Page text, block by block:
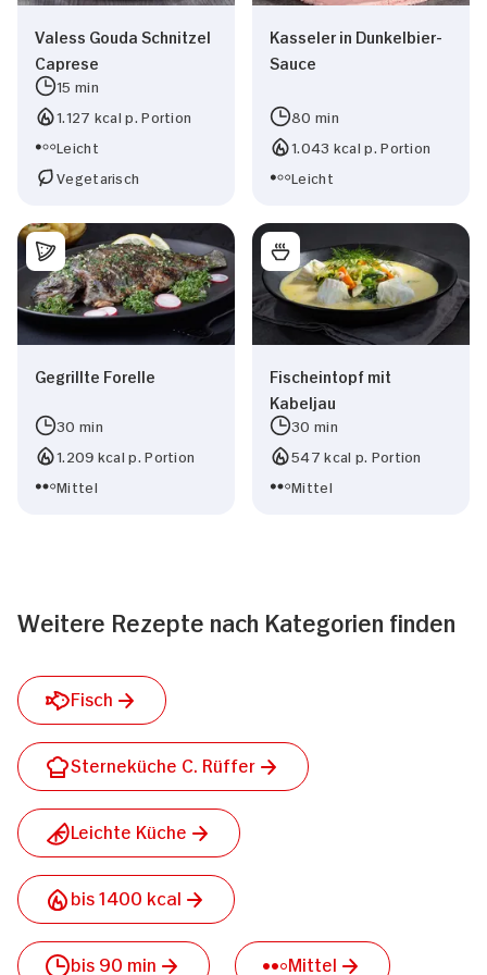
Nur Notwendige erlauben
Valess Gouda Schnitzel
Caprese
15 min
1.127 kcal p. Portion
Leicht
Vegetarisch
Kasseler in Dunkelbier-
Sauce
80 min
1.043 kcal p. Portion
Leicht
Gegrillte Forelle
30 min
1.209 kcal p. Portion
Mittel
Fischeintopf mit
Kabeljau
30 min
547 kcal p. Portion
Mittel
Weitere Rezepte nach Kategorien finden
Fisch
Sterneküche C. Rüffer
Leichte Küche
bis 1400 kcal
bis 90 min Mittel